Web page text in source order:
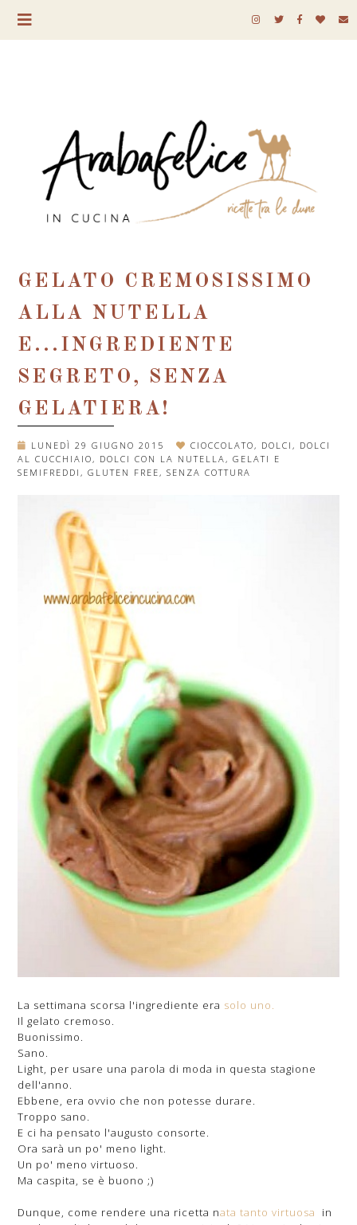
GELATO CREMOSISSIMO
ALLA NUTELLA
E...INGREDIENTE
SEGRETO, SENZA
GELATIERA!
LUNEDÌ 29 GIUGNO 2015 CIOCCOLATO, DOLCI, DOLCI
AL CUCCHIAIO, DOLCI CON LA NUTELLA, GELATI E
SEMIFREDDI, GLUTEN FREE, SENZA COTTURA
La settimana scorsa l'ingrediente era solo uno.
Il gelato cremoso.
Buonissimo.
Sano.
Light, per usare una parola di moda in questa stagione
dell'anno.
Ebbene, era ovvio che non potesse durare.
Troppo sano.
E ci ha pensato l'augusto consorte.
Ora sarà un po' meno light.
Un po' meno virtuoso.
Ma caspita, se è buono ;)
Dunque, come rendere una ricetta nata tanto virtuosa in